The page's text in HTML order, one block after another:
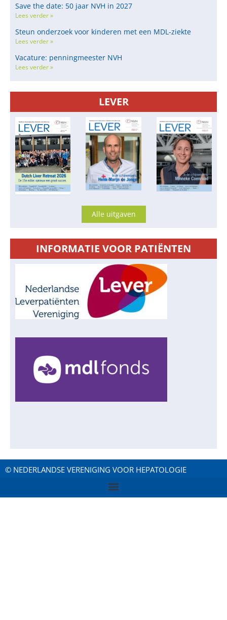
Save the date: 50 jaar NVH in 2027
Lees verder »
Steun onderzoek voor kinderen met een MDL-ziekte
Lees verder »
Vacature: penningmeester NVH
Lees verder »
LEVER
Alle uitgaven
INFORMATIE VOOR PATIËNTEN
© NEDERLANDSE VERENIGING VOOR HEPATOLOGIE